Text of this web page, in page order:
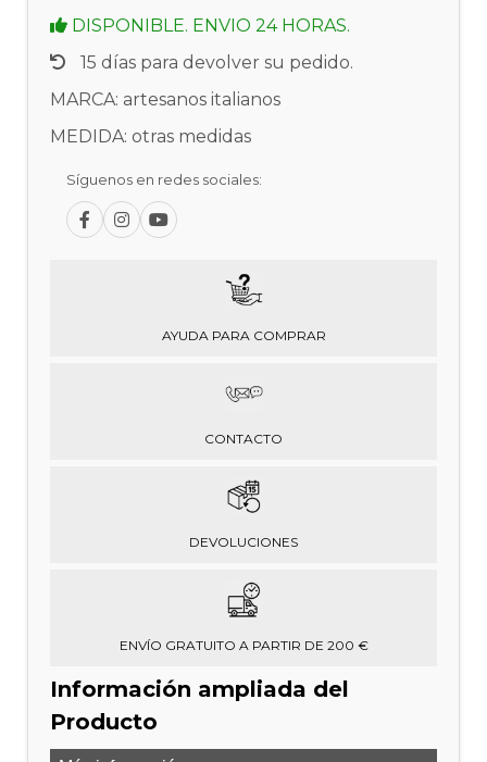
DISPONIBLE. ENVIO 24 HORAS.
15 días para devolver su pedido.
MARCA: artesanos italianos
MEDIDA: otras medidas
Síguenos en redes sociales:
AYUDA PARA COMPRAR
CONTACTO
DEVOLUCIONES
ENVÍO GRATUITO A PARTIR DE 200 €
Información ampliada del
Producto